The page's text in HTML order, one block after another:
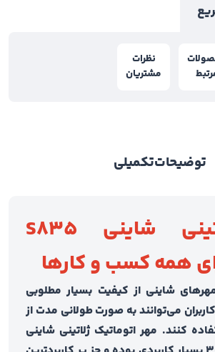
نظرات
مشتریان
توضیحاتتکمیلی
مهر ژلاتینی شاینی S835
همه کسب و کارها
شاینی از کیفیت بسیار مطلوبی
می‌توانند به صورت طولانی مدت از
کنند. مهر اتوماتیک ژلاتینی شاینی